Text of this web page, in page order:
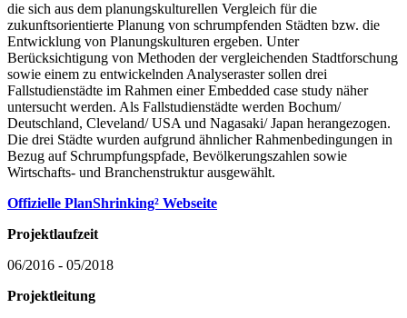
die sich aus dem planungskulturellen Vergleich für die
zukunftsorientierte Planung von schrumpfenden Städten bzw. die
Entwicklung von Planungskulturen ergeben. Unter
Berücksichtigung von Methoden der vergleichenden Stadtforschung
sowie einem zu entwickelnden Analyseraster sollen drei
Fallstudienstädte im Rahmen einer Embedded case study näher
untersucht werden. Als Fallstudienstädte werden Bochum/
Deutschland, Cleveland/ USA und Nagasaki/ Japan herangezogen.
Die drei Städte wurden aufgrund ähnlicher Rahmenbedingungen in
Bezug auf Schrumpfungspfade, Bevölkerungszahlen sowie
Wirtschafts- und Branchenstruktur ausgewählt.
Offizielle PlanShrinking² Webseite
Projektlaufzeit
06/2016 - 05/2018
Projektleitung